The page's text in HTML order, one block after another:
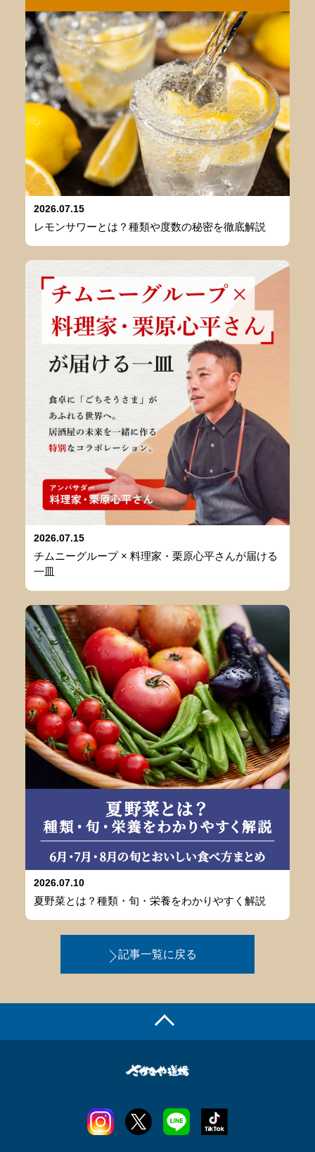
2026.07.15
レモンサワーとは？種類や度数の秘密を徹底解説
2026.07.15
チムニーグループ × 料理家・栗原心平さんが届ける
一皿
2026.07.10
夏野菜とは？種類・旬・栄養をわかりやすく解説
記事一覧に戻る